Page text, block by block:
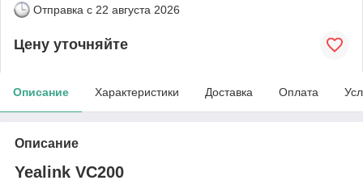
Отправка с 22 августа 2026
Цену уточняйте
Описание Характеристики Доставка Оплата
Описание
Yealink VC200